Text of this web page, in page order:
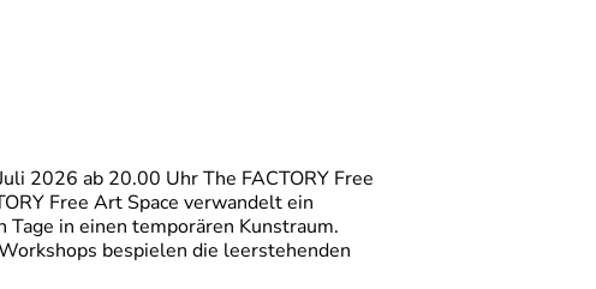
2026 ab 20.00 Uhr The FACTORY Free
Free Art Space verwandelt ein
in einen temporären Kunstraum.
bespielen die leerstehenden